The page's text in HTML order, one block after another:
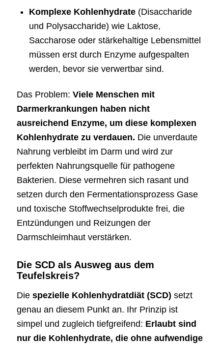
Komplexe Kohlenhydrate(Disaccharide
und Polysaccharide) wie Laktose,
Saccharose oder stärkehaltige Lebensmittel
müssen erst durch Enzyme aufgespalten
werden, bevor sie verwertbar sind.
Das Problem: Viele Menschen mit
Darmerkrankungen haben nicht
ausreichend Enzyme, um diese komplexen
Kohlenhydrate zu verdauen. Die unverdaute
Nahrung verbleibt im Darm und wird zur
perfekten Nahrungsquelle für pathogene
Bakterien. Diese vermehren sich rasant und
setzen durch den Fermentationsprozess Gase
und toxische Stoffwechselprodukte frei, die
Entzündungen und Reizungen der
Darmschleimhaut verstärken.
Die SCD als Ausweg aus dem
Teufelskreis?
Die spezielle Kohlenhydratdiät (SCD) setzt
genau an diesem Punkt an. Ihr Prinzip ist
simpel und zugleich tiefgreifend: Erlaubt sind
nur die Kohlenhydrate, die ohne aufwendige